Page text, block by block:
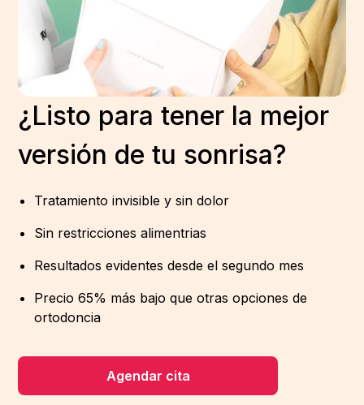
¿Listo para tener la mejor
versión de tu sonrisa?
Tratamiento invisible y sin dolor
Sin restricciones alimentrias
Resultados evidentes desde el segundo mes
Precio 65% más bajo que otras opciones de
ortodoncia
Agendar cita